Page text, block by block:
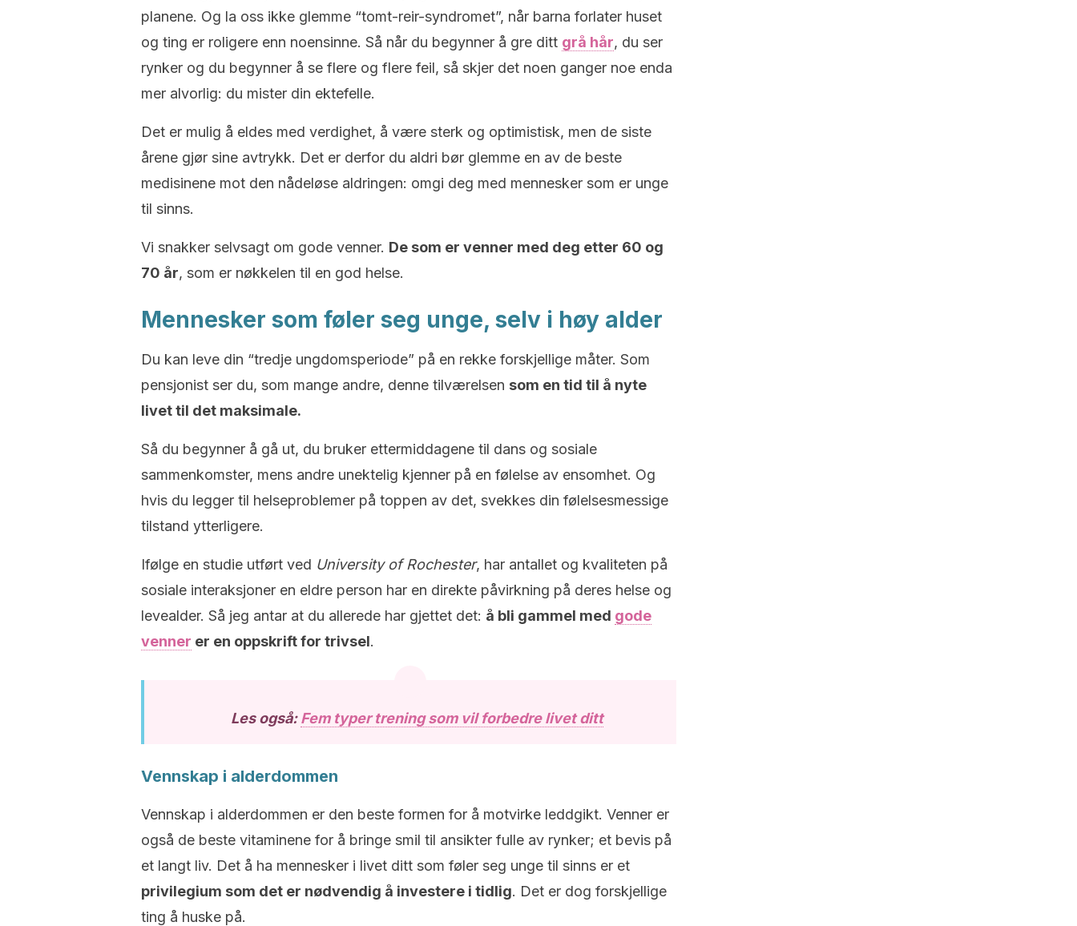
planene. Og la oss ikke glemme “tomt-reir-syndromet”, når barna forlater huset
og ting er roligere enn noensinne. Så når du begynner å gre ditt grå hår, du ser
rynker og du begynner å se flere og flere feil, så skjer det noen ganger noe enda
mer alvorlig: du mister din ektefelle.
Det er mulig å eldes med verdighet, å være sterk og optimistisk, men de siste
årene gjør sine avtrykk. Det er derfor du aldri bør glemme en av de beste
medisinene mot den nådeløse aldringen: omgi deg med mennesker som er unge
til sinns.
Vi snakker selvsagt om gode venner. De som er venner med deg etter 60 og
70 år, som er nøkkelen til en god helse.
Mennesker som føler seg unge, selv i høy alder
Du kan leve din “tredje ungdomsperiode” på en rekke forskjellige måter. Som
pensjonist ser du, som mange andre, denne tilværelsen som en tid til å nyte
livet til det maksimale.
Så du begynner å gå ut, du bruker ettermiddagene til dans og sosiale
sammenkomster, mens andre unektelig kjenner på en følelse av ensomhet. Og
hvis du legger til helseproblemer på toppen av det, svekkes din følelsesmessige
tilstand ytterligere.
Ifølge en studie utført ved University of Rochester, har antallet og kvaliteten på
sosiale interaksjoner en eldre person har en direkte påvirkning på deres helse og
levealder. Så jeg antar at du allerede har gjettet det: å bli gammel med gode
venner er en oppskrift for trivsel.
Les også:Fem typer trening som vil forbedre livet ditt
Vennskap i alderdommen
Vennskap i alderdommen er den beste formen for å motvirke leddgikt. Venner er
også de beste vitaminene for å bringe smil til ansikter fulle av rynker; et bevis på
et langt liv. Det å ha mennesker i livet ditt som føler seg unge til sinns er et
privilegium som det er nødvendig å investere i tidlig. Det er dog forskjellige
ting å huske på.